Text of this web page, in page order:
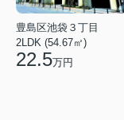
豊島区池袋３丁目
2LDK (54.67㎡)
22.5万円